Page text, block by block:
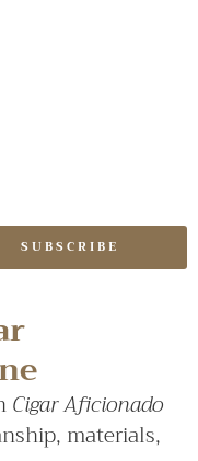
SUBSCRIBE
Cigar Aficionado
materials,